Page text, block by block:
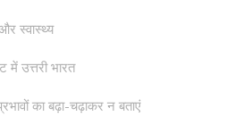
स्वास्थ्य
में उत्तरी भारत
का बढ़ा-चढ़ाकर न बताएं